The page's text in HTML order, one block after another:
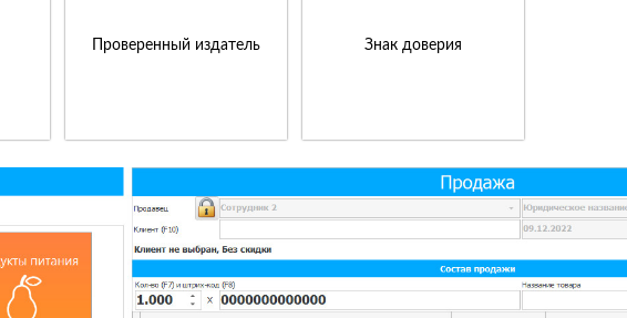
Проверенный издатель Знак доверия